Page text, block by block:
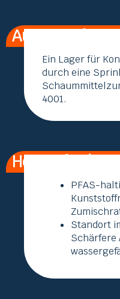
Ausgangslage
Ein Lager für
durch eine
4001.
PFAS-
Standort
Schärfere